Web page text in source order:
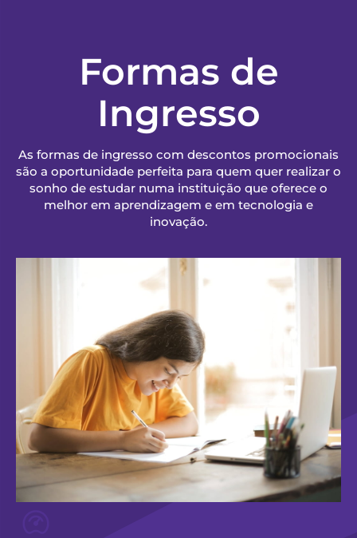
Formas de
Ingresso
As formas de ingresso com descontos promocionais
são a oportunidade perfeita para quem quer realizar o
sonho de estudar numa instituição que oferece o
melhor em aprendizagem e em tecnologia e
inovação.